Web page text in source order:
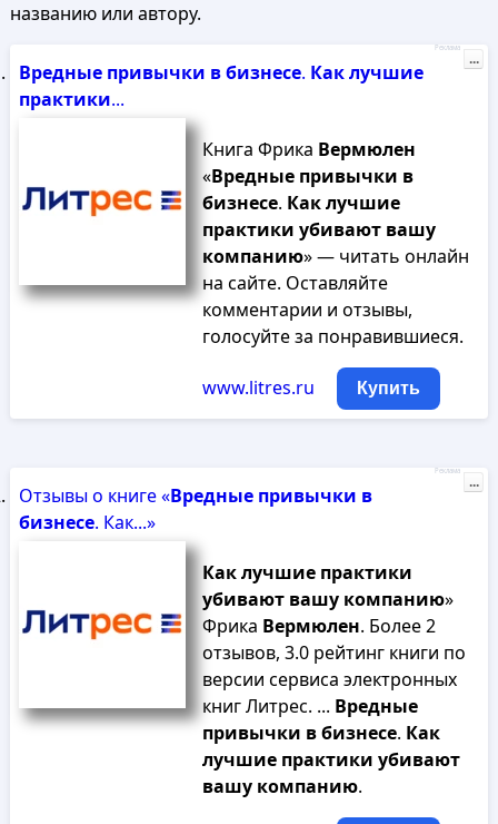
названию или автору.
Вредные привычки вбизнесе. Каклучшие
практики...
Книга Фрика Вермюлен
«Вредные привычки в
бизнесе. Каклучшие
практики убивают вашу
компанию» — читать онлайн
на сайте. Оставляйте
комментарии и отзывы,
голосуйте за понравившиеся.
www.litres.ru Купить
Реклама
...
Отзывы о книге «Вредные привычки в
бизнесе. Как...»
Каклучшие практики
убивают вашу компанию»
Фрика Вермюлен. Более 2
отзывов, 3.0 рейтинг книги по
версии сервиса электронных
книг Литрес. ... Вредные
привычки вбизнесе. Как
лучшие практики убивают
вашу компанию.
Реклама
...